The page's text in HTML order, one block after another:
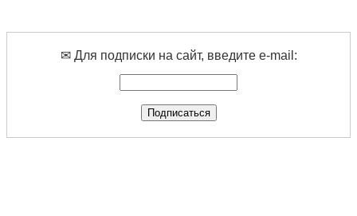
✉ Для подписки на сайт, введите e-mail: